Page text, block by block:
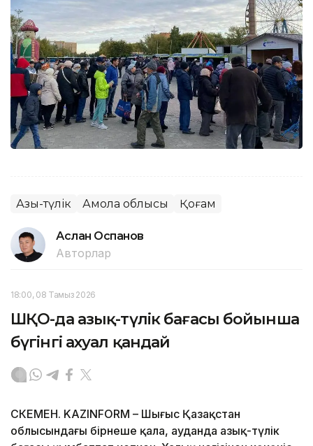
Азық-түлік Ақмола облысы Қоғам
Аслан Оспанов
Авторлар
18:00, 08 Тамыз 2026
ШҚО-да азық-түлік бағасы бойынша
бүгінгі ахуал қандай
ӨСКЕМЕН. KAZINFORM – Шығыс Қазақстан
облысындағы бірнеше қала, ауданда азық-түлік